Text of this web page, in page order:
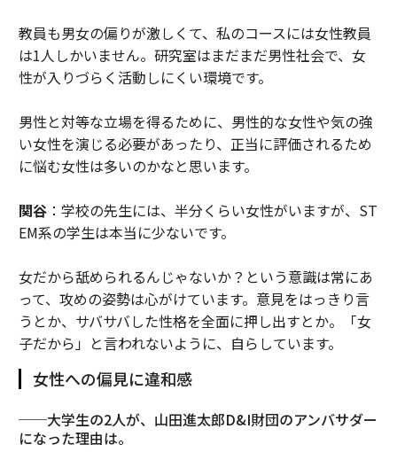
教員も男女の偏りが激しくて、私のコースには女性教員
は1人しかいません。研究室はまだまだ男性社会で、女
性が入りづらく活動しにくい環境です。
男性と対等な立場を得るために、男性的な女性や気の強
い女性を演じる必要があったり、正当に評価されるため
に悩む女性は多いのかなと思います。
関谷：学校の先生には、半分くらい女性がいますが、ST
EM系の学生は本当に少ないです。
女だから舐められるんじゃないか？という意識は常にあ
って、攻めの姿勢は心がけています。意見をはっきり言
うとか、サバサバした性格を全面に押し出すとか。「女
子だから」と言われないように、自らしています。
女性への偏見に違和感
──大学生の2人が、山田進太郎D&I財団のアンバサダー
になった理由は。